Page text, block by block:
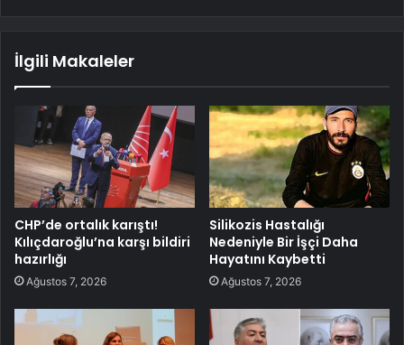
İlgili Makaleler
CHP’de ortalık karıştı!
Kılıçdaroğlu’na karşı bildiri
hazırlığı
Ağustos 7, 2026
Silikozis Hastalığı
Nedeniyle Bir İşçi Daha
Hayatını Kaybetti
Ağustos 7, 2026